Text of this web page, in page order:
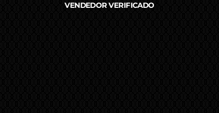
VENDEDOR VERIFICADO